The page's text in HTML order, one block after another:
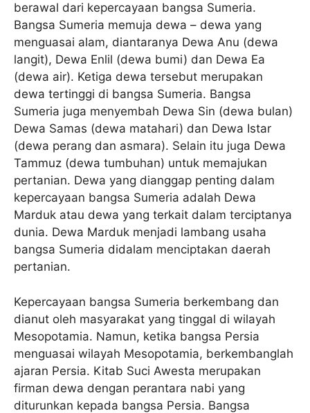
berawal dari kepercayaan bangsa Sumeria.
Bangsa Sumeria memuja dewa – dewa yang
menguasai alam, diantaranya Dewa Anu (dewa
langit), Dewa Enlil (dewa bumi) dan Dewa Ea
(dewa air). Ketiga dewa tersebut merupakan
dewa tertinggi di bangsa Sumeria. Bangsa
Sumeria juga menyembah Dewa Sin (dewa bulan)
Dewa Samas (dewa matahari) dan Dewa Istar
(dewa perang dan asmara). Selain itu juga Dewa
Tammuz (dewa tumbuhan) untuk memajukan
pertanian. Dewa yang dianggap penting dalam
kepercayaan bangsa Sumeria adalah Dewa
Marduk atau dewa yang terkait dalam terciptanya
dunia. Dewa Marduk menjadi lambang usaha
bangsa Sumeria didalam menciptakan daerah
pertanian.
Kepercayaan bangsa Sumeria berkembang dan
dianut oleh masyarakat yang tinggal di wilayah
Mesopotamia. Namun, ketika bangsa Persia
menguasai wilayah Mesopotamia, berkembanglah
ajaran Persia. Kitab Suci Awesta merupakan
firman dewa dengan perantara nabi yang
diturunkan kepada bangsa Persia. Bangsa